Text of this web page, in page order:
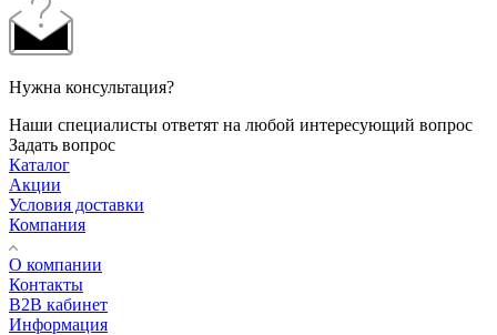
Нужна консультация?
Наши специалисты ответят на любой интересующий вопрос
Задать вопрос
Каталог
Акции
Условия доставки
Компания
О компании
Контакты
B2B кабинет
Информация